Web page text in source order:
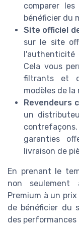
comparer
bénéficier du
Site officiel
sur le site
l'authenticité
Cela vous
filtrants et
modèles de la
Revendeurs
un
garanties
livraison de
En prenant le
non seulement
Premium à un
de bénéficier du
des performances